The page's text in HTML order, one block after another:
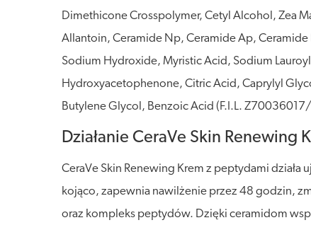
Dimethicone Crosspolymer, Cetyl Alcohol, Zea
Allantoin, Ceramide Np, Ceramide Ap,
Sodium Hydroxide, Myristic Acid, Sodium
Hydroxyacetophenone, Citric Acid, Caprylyl
Butylene Glycol, Benzoic Acid (F.I.L.
Działanie CeraVe Skin Renewing
CeraVe Skin Renewing Krem z peptydami działa
kojąco, zapewnia nawilżenie przez 48 godzin,
oraz kompleks peptydów. Dzięki ceramidom